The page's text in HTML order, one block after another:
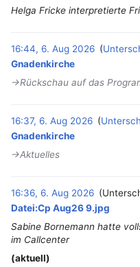
Helga Fricke interpretierte
16:44, 6. Aug 2026
Gnadenkirche
→‎Rückschau auf das
16:37, 6. Aug 2026
Gnadenkirche
→‎Aktuelles
16:36, 6. Aug 2026
Datei:Cp Aug26 9.jpg
Sabine Bornemann hatte
im Callcenter
(aktuell)